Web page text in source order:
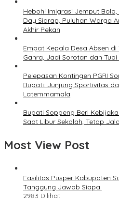
Heboh! Imigrasi Jemput Bola,
Day Sidrap, Puluhan Warga
Akhir Pekan
Empat Kepala Desa Absen
Ganra, Jadi Sorotan dan
Pelepasan Kontingen PGRI
Bupati: Junjung Sportivitas
Latemmamala
Bupati Soppeng Beri
Saat Libur Sekolah, Tetap
Most View Post
Fasilitas Pusper Kabupaten
Tanggung Jawab Siapa.
2983 Dilihat